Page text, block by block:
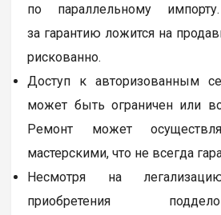
по параллельному импорту.
за гарантию ложится на
рискованно.
Доступ к авторизованным
может быть ограничен или
Ремонт может
мастерскими, что не всегда
Несмотря на
приобретения